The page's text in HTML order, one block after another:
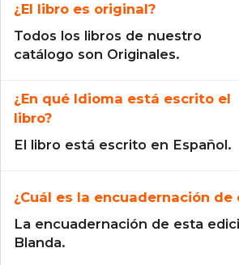
¿El libro es original?
Todos los libros de nuestro
catálogo son Originales.
¿En qué Idioma está escrito el
libro?
El libro está escrito en Español.
¿Cuál es la encuadernación de
La encuadernación de esta
Blanda.